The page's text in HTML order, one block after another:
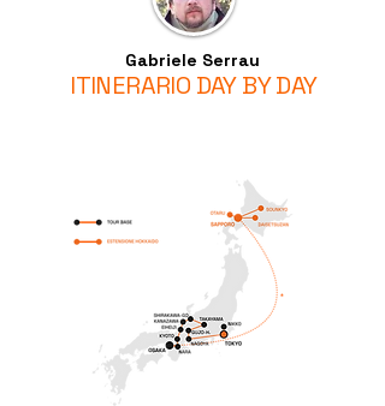
Gabriele Serrau
ITINERARIO DAY BY DAY